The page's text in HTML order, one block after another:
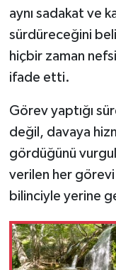
aynı sadakat ve
sürdüreceğini
hiçbir zaman
ifade etti.
Görev yaptığı
değil, davaya
gördüğünü
verilen her
bilinciyle yerine